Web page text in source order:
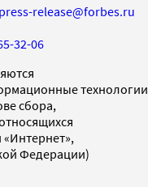
press-release@forbes.ru
32-06
технологии
сбора,
Федерации)